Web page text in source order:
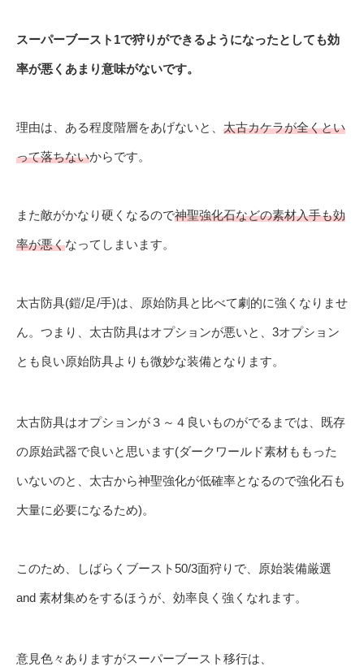
スーパーブースト1で狩りができるようになったとしても効
率が悪くあまり意味がないです。
理由は、ある程度階層をあげないと、 太古カケラが全くとい
って落ちないからです。
また敵がかなり硬くなるので神聖強化石などの素材入手も効
率が悪くなってしまいます。
太古防具(鎧/足/手)は、原始防具と比べて劇的に強くなりませ
ん。つまり、太古防具はオプションが悪いと、3オプション
とも良い原始防具よりも微妙な装備となります。
太古防具はオプションが３～４良いものがでるまでは、既存
の原始武器で良いと思います(ダークワールド素材ももった
いないのと、太古から神聖強化が低確率となるので強化石も
大量に必要になるため)。
このため、しばらくブースト50/3面狩りで、原始装備厳選
and 素材集めをするほうが、効率良く強くなれます。
意見色々ありますがスーパーブースト移行は、